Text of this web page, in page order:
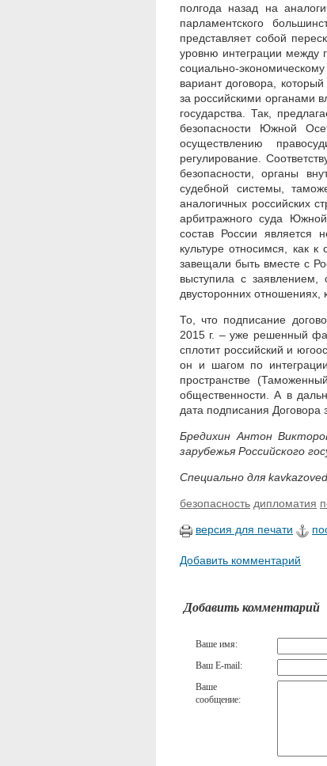
полгода назад на
парламентского
представляет собой
уровню интеграции между
социально-
вариант договора,
за российскими органами
государства. Так,
безопасности Южной
осуществлению
регулирование.
безопасности, органы
судебной системы,
аналогичных российских
арбитражного суда
состав России является
культуре относимся, как
завещали быть вместе с
выступила с заявлением,
двусторонних отношениях,
То, что подписание
2015 г. – уже решенный
сплотит российский и
он и шагом по
пространстве
общественности. А в
дата подписания Договора
Бредихин Антон
зарубежья Российского
Специально для
безопасность дипломатия
версия для печати
Добавить комментарий
Добавить комментарий
Ваше имя:
Ваш E-mail:
Ваше
сообщение: